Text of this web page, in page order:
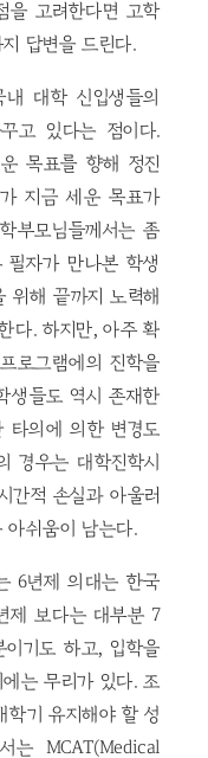
을 고려한다면 고학
답변을 드린다.
대학 신입생들의
고 있다는 점이다.
목표를 향해 정진
지금 세운 목표가
부모님들께서는 좀
필자가 만나본 학생
위해 끝까지 노력해
다. 하지만, 아주 확
로그램에의 진학을
생들도 역시 존재한
타의에 의한 변경도
경우는 대학진학시
간적 손실과 아울러
쉬움이 남는다.
6년제 의대는 한국
제 보다는 대부분 7
기도 하고, 입학을
는 무리가 있다. 조
학기 유지해야 할 성
는 MCAT(Medical